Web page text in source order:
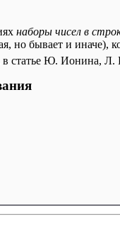
наборы чисел в
бывает и иначе),
статье Ю. Ионина, Л.